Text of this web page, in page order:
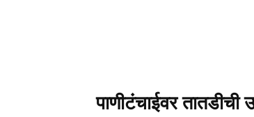
पाणीटंचाईवर तातडीची